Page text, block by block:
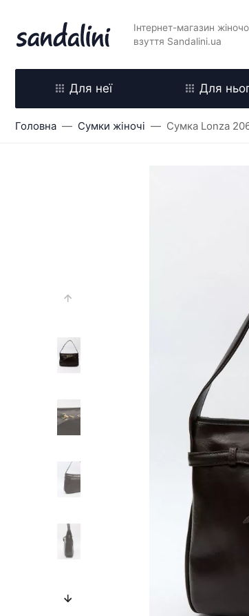
Інтернет-магазин
взуття Sandalini.ua
Для неї Для
Головна Сумки жіночі Сумка Lonza